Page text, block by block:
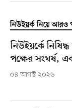
নিউইয়র্ক নিয়ে আরও
নিউইয়র্কে
পক্ষের সংঘর্ষ,
০৪ আগস্ট ২০২৬